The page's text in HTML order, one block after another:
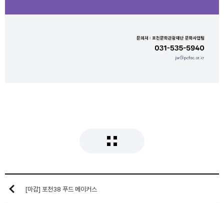
[마감] 포천38 푸드 메이커스